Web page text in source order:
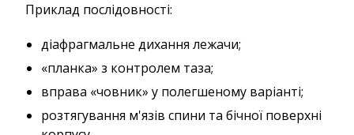
Приклад послідовності:
діафрагмальне дихання лежачи;
«планка» з контролем таза;
вправа «човник» у полегшеному варіанті;
розтягування м'язів спини та бічної поверхні